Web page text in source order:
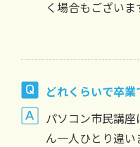
く場合もございま
どれくらいで卒業
パソコン市民講
ん一人ひとり違